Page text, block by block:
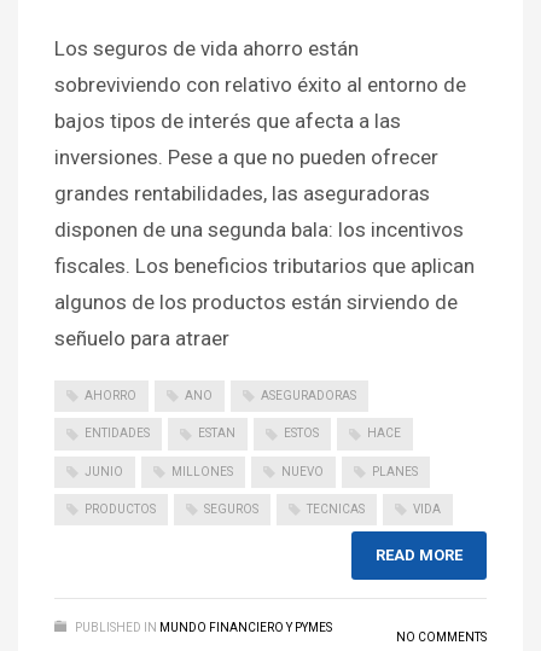
Los seguros de vida ahorro están
sobreviviendo con relativo éxito al entorno de
bajos tipos de interés que afecta a las
inversiones. Pese a que no pueden ofrecer
grandes rentabilidades, las aseguradoras
disponen de una segunda bala: los incentivos
fiscales. Los beneficios tributarios que aplican
algunos de los productos están sirviendo de
señuelo para atraer
AHORRO ANO ASEGURADORAS
ENTIDADES ESTAN ESTOS HACE
JUNIO MILLONES NUEVO PLANES
PRODUCTOS SEGUROS TECNICAS VIDA
READ MORE
PUBLISHED IN MUNDO FINANCIERO Y PYMES
NO COMMENTS